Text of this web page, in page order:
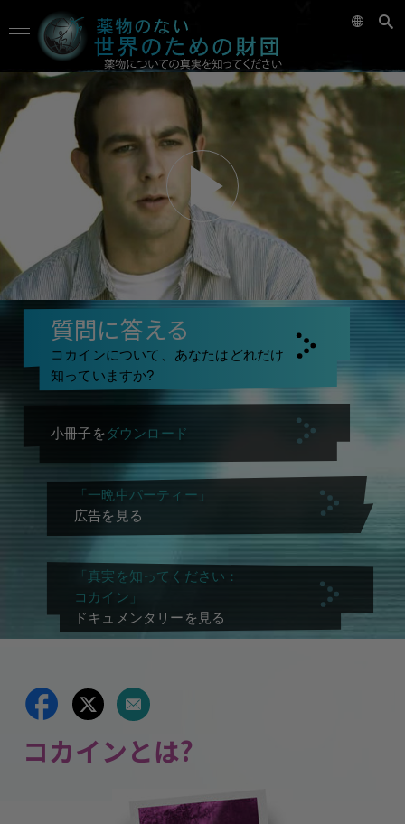
質問に答える
コカインについて、あなたはどれだけ
知っていますか?
小冊子をダウンロード
「一晩中パーティー」
広告を見る
「真実を知ってください：
コカイン」
ドキュメンタリーを見る
コカインとは?